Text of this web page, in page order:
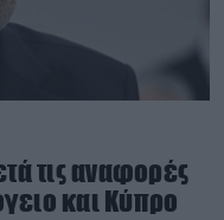
τις αναφορές
και Κύπρο